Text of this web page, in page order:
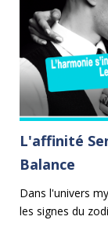
L'affinité
Balance
Dans l'univers
les signes du